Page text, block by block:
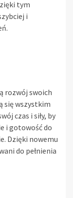
tym
i
rozwój swoich
się wszystkim
czas i siły, by
i gotowość do
Dzięki nowemu
do pełnienia